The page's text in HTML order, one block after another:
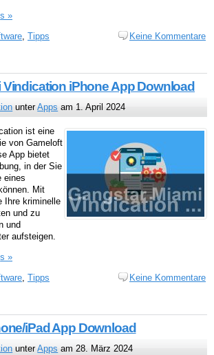
»
, Tipps Keine Kommentare
iPhone App Download
unterApps am 1. April 2024
ist eine
von Gameloft
App bietet
in der Sie
eines
Mit
Ihre kriminelle
und zu
und
aufsteigen.
»
Tipps Keine Kommentare
iPad App Download
unterApps am 28. März 2024